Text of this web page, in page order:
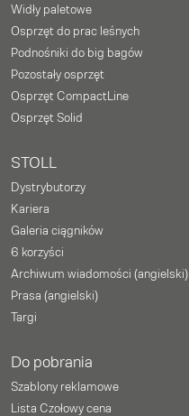
Widły paletowe
Osprzęt do prac leśnych
Podnośniki do big bagów
Pozostały osprzęt
Osprzęt CompactLine
Osprzęt Solid
STOLL
Dystrybutorzy
Kariera
Galeria ciągników
6 korzyści
Archiwum wiadomości (angielski)
Prasa (angielski)
Targi
Do pobrania
Szablony reklamowe
Lista Czołowy cena